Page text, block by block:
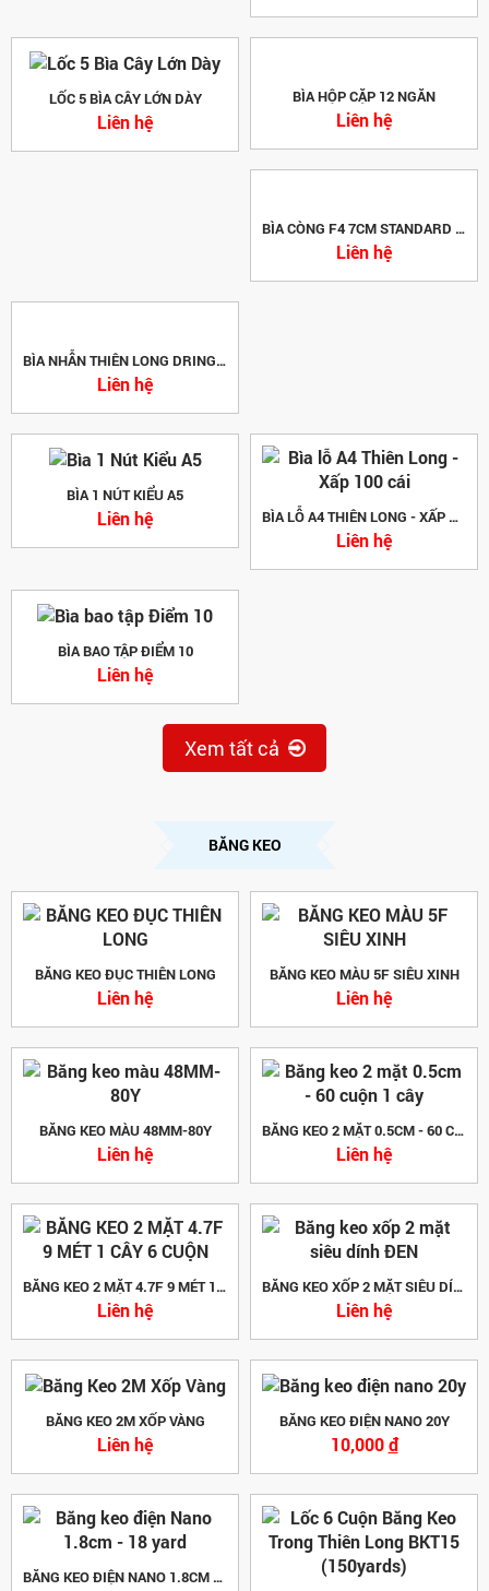
LỐC 5 BÌA CÂY LỚN DÀY
Liên hệ
BÌA HỘP CẶP 12 NGĂN
Liên hệ
BÌA CÒNG F4 7CM STANDARD PLUS
Liên hệ
BÌA NHẪN THIÊN LONG DRING 30
Liên hệ
BÌA 1 NÚT KIỂU A5
Liên hệ BÌA LỖ A4 THIÊN LONG - XẤP 100 CÁI
Liên hệ
BÌA BAO TẬP ĐIỂM 10
Liên hệ
Xem tất cả
BĂNG KEO
BĂNG KEO ĐỤC THIÊN LONG
Liên hệ
BĂNG KEO MÀU 5F SIÊU XINH
Liên hệ
BĂNG KEO MÀU 48MM-80Y
Liên hệ
BĂNG KEO 2 MẶT 0.5CM - 60 CUỘN 1 CÂY
Liên hệ
BĂNG KEO 2 MẶT 4.7F 9 MÉT 1 CÂY 6 CUỘN
Liên hệ
BĂNG KEO XỐP 2 MẶT SIÊU DÍNH ĐEN
Liên hệ
BĂNG KEO 2M XỐP VÀNG
Liên hệ
BĂNG KEO ĐIỆN NANO 20Y
10,000đ
BĂNG KEO ĐIỆN NANO 1.8CM - 18 YARD